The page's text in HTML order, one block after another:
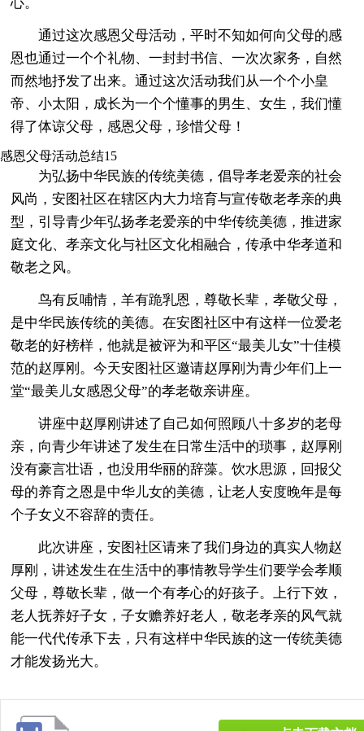
通过这次感恩父母活动，平时不知如何向父母的感
恩也通过一个个礼物、一封封书信、一次次家务，自然
而然地抒发了出来。通过这次活动我们从一个个小皇
帝、小太阳，成长为一个个懂事的男生、女生，我们懂
得了体谅父母，感恩父母，珍惜父母！
感恩父母活动总结15
为弘扬中华民族的传统美德，倡导孝老爱亲的社会
风尚，安图社区在辖区内大力培育与宣传敬老孝亲的典
型，引导青少年弘扬孝老爱亲的中华传统美德，推进家
庭文化、孝亲文化与社区文化相融合，传承中华孝道和
敬老之风。
鸟有反哺情，羊有跪乳恩，尊敬长辈，孝敬父母，
是中华民族传统的美德。在安图社区中有这样一位爱老
敬老的好榜样，他就是被评为和平区“最美儿女”十佳模
范的赵厚刚。今天安图社区邀请赵厚刚为青少年们上一
堂“最美儿女感恩父母”的孝老敬亲讲座。
讲座中赵厚刚讲述了自己如何照顾八十多岁的老母
亲，向青少年讲述了发生在日常生活中的琐事，赵厚刚
没有豪言壮语，也没用华丽的辞藻。饮水思源，回报父
母的养育之恩是中华儿女的美德，让老人安度晚年是每
个子女义不容辞的责任。
此次讲座，安图社区请来了我们身边的真实人物赵
厚刚，讲述发生在生活中的事情教导学生们要学会孝顺
父母，尊敬长辈，做一个有孝心的好孩子。上行下效，
老人抚养好子女，子女赡养好老人，敬老孝亲的风气就
能一代代传承下去，只有这样中华民族的这一传统美德
才能发扬光大。